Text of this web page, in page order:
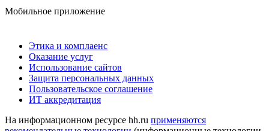
Мобильное приложение
Этика и комплаенс
Оказание услуг
Использование сайтов
Защита персональных данных
Пользовательское соглашение
ИТ аккредитация
На информационном ресурсе hh.ru применяются